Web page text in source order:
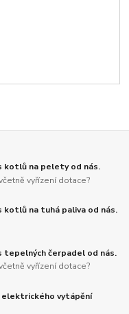
kotlů na pelety od nás.
vyřízení dotace?
kotlů na tuhá paliva od nás.
tepelných čerpadel od nás.
vyřízení dotace?
elektrického vytápění